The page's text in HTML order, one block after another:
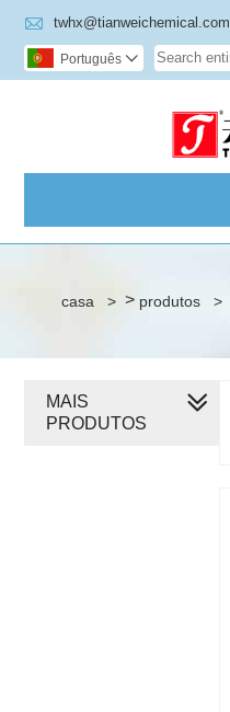
 twhx@tianweichemical.com
Português 
casa > > produtos >
MAIS
PRODUTOS